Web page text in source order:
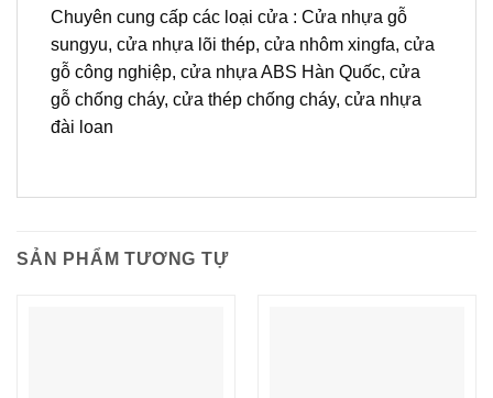
Chuyên cung cấp các loại cửa : Cửa nhựa gỗ
sungyu, cửa nhựa lõi thép, cửa nhôm xingfa, cửa
gỗ công nghiệp, cửa nhựa ABS Hàn Quốc, cửa
gỗ chống cháy, cửa thép chống cháy, cửa nhựa
đài loan
SẢN PHẨM TƯƠNG TỰ